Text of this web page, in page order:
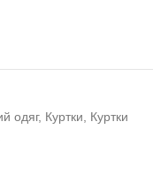
одяг, Куртки, Куртки